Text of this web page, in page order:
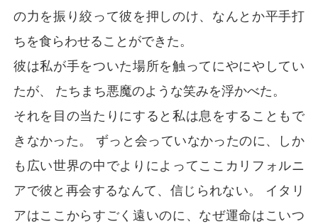
の力を振り絞って彼を押しのけ、なんとか平手打
ちを食らわせることができた。
彼は私が手をついた場所を触ってにやにやしてい
たが、 たちまち悪魔のような笑みを浮かべた。
それを目の当たりにすると私は息をすることもで
きなかった。 ずっと会っていなかったのに、しか
も広い世界の中でよりによってここカリフォルニ
アで彼と再会するなんて、信じられない。 イタリ
アはここからすごく遠いのに、なぜ運命はこいつ